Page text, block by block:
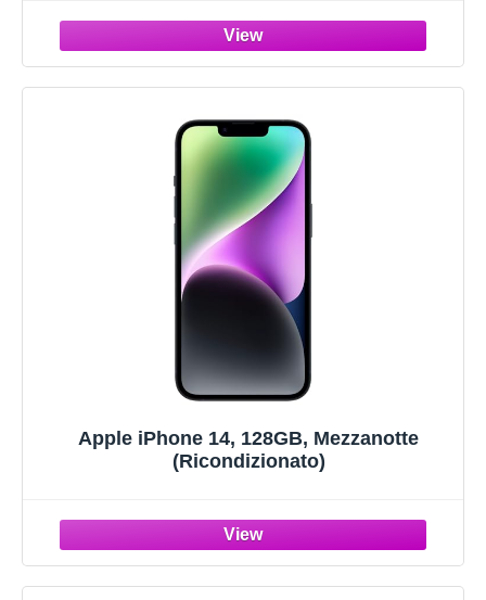
Apple iPhone 14, 128GB, Mezzanotte
(Ricondizionato)